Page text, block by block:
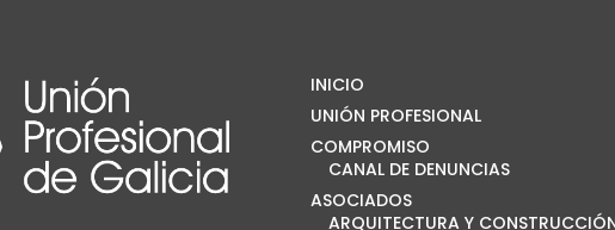
INICIO
UNIÓN PROFESIONAL
COMPROMISO
CANAL DE DENUNCIAS
ASOCIADOS
ARQUITECTURA Y